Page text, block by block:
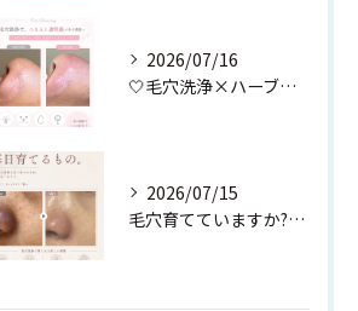
2026/07/16
🤍毛穴洗浄×ハーブピーリング🤍
2026/07/15
毛穴育てていますか?【スタッフ肌Before⇆After】